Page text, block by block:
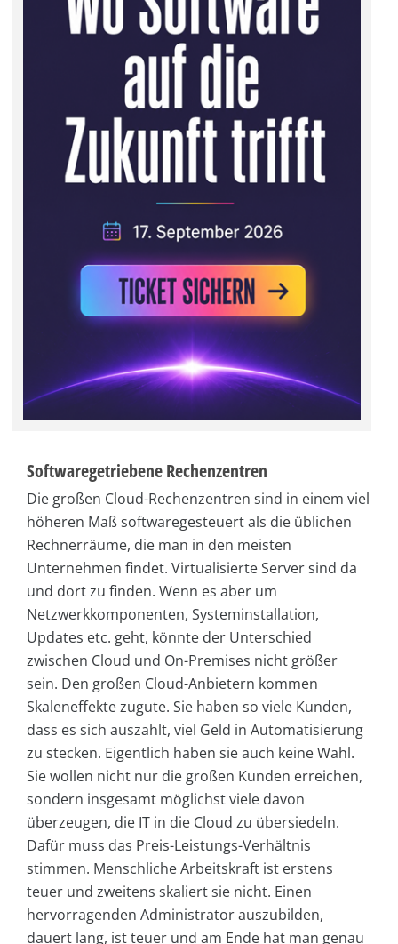
Softwaregetriebene Rechenzentren
Die großen Cloud-Rechenzentren sind in einem viel
höheren Maß softwaregesteuert als die üblichen
Rechnerräume, die man in den meisten
Unternehmen findet. Virtualisierte Server sind da
und dort zu finden. Wenn es aber um
Netzwerkkomponenten, Systeminstallation,
Updates etc. geht, könnte der Unterschied
zwischen Cloud und On-Premises nicht größer
sein. Den großen Cloud-Anbietern kommen
Skaleneffekte zugute. Sie haben so viele Kunden,
dass es sich auszahlt, viel Geld in Automatisierung
zu stecken. Eigentlich haben sie auch keine Wahl.
Sie wollen nicht nur die großen Kunden erreichen,
sondern insgesamt möglichst viele davon
überzeugen, die IT in die Cloud zu übersiedeln.
Dafür muss das Preis-Leistungs-Verhältnis
stimmen. Menschliche Arbeitskraft ist erstens
teuer und zweitens skaliert sie nicht. Einen
hervorragenden Administrator auszubilden,
dauert lang, ist teuer und am Ende hat man genau